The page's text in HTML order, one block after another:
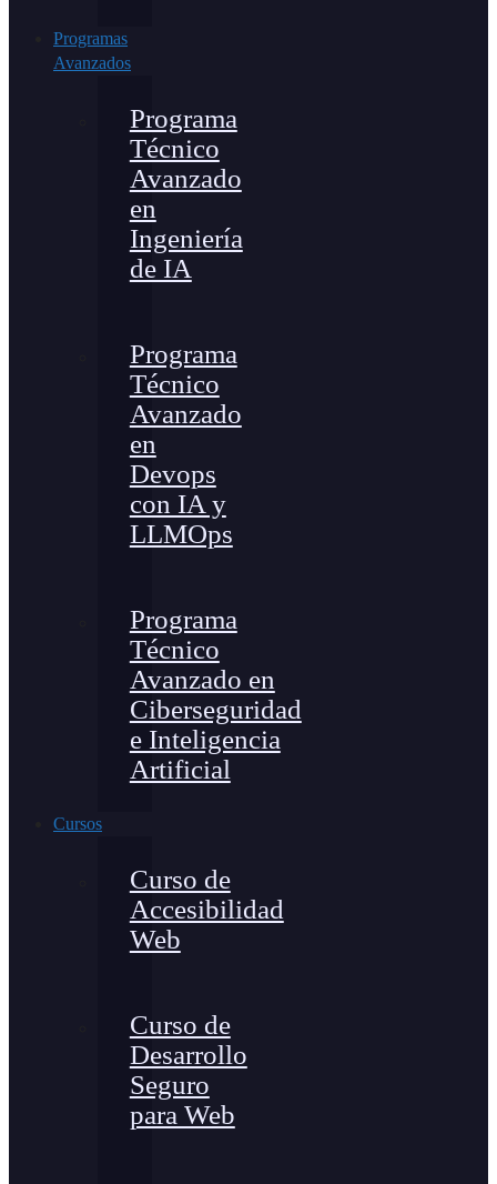
Programas
Avanzados
Programa
Técnico
Avanzado
en
Ingeniería
de IA
Programa
Técnico
Avanzado
en
Devops
con IA y
LLMOps
Programa
Técnico
Avanzado en
Ciberseguridad
e Inteligencia
Artificial
Cursos
Curso de
Accesibilidad
Web
Curso de
Desarrollo
Seguro
para Web